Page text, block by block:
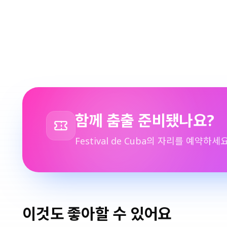
함께 춤출 준비됐나요?
Festival de Cuba의 자리를 예약하세
이것도 좋아할 수 있어요